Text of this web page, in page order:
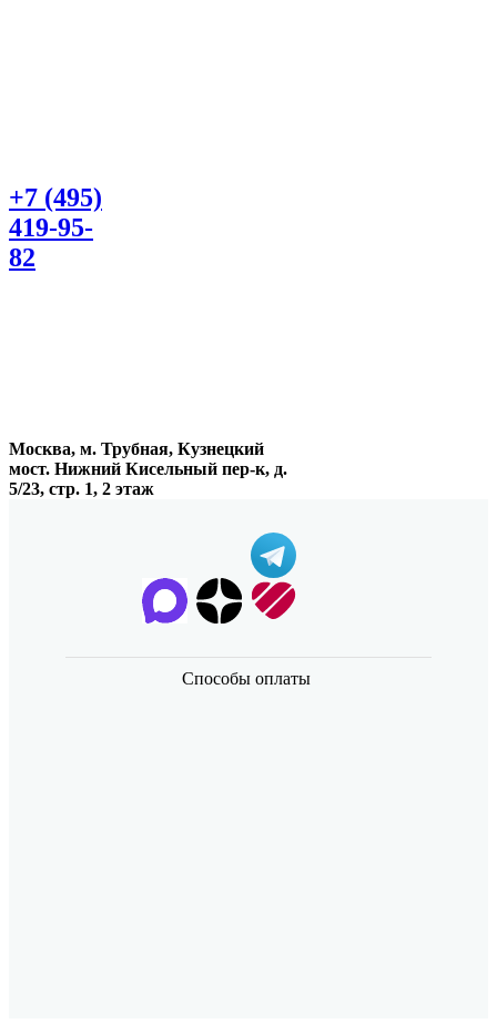
+7 (495)
419-95-
82
Москва, м. Трубная, Кузнецкий
мост. Нижний Кисельный пер-к, д.
5/23, стр. 1, 2 этаж
Способы оплаты